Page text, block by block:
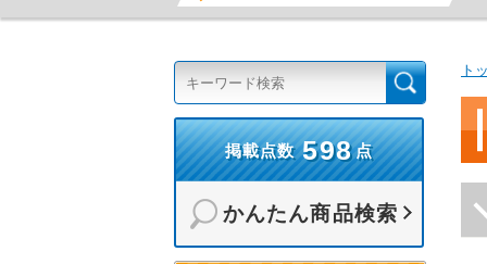
ト
掲載点数 598点
かんたん商品検索